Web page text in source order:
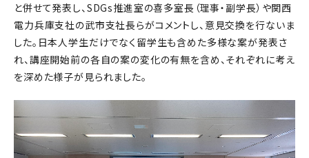
と併せて発表し、SDGs推進室の喜多室長（理事・副学長）や関西
電力兵庫支社の武市支社長らがコメントし、意見交換を行ないま
した。日本人学生だけでなく留学生も含めた多様な案が発表さ
れ、講座開始前の各自の案の変化の有無を含め、それぞれに考え
を深めた様子が見られました。